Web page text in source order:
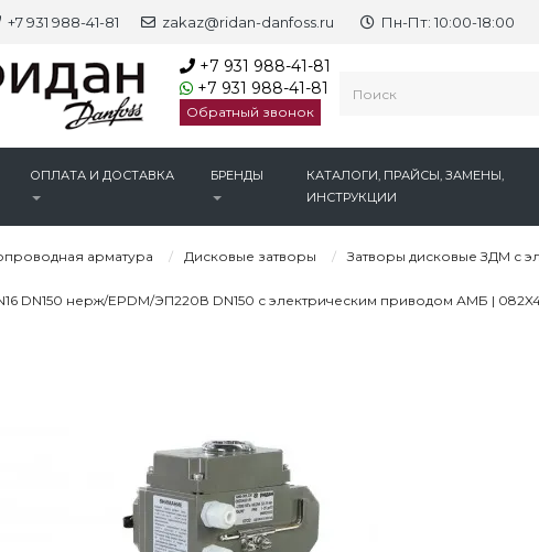
+7 931 988-41-81 zakaz@ridan-danfoss.ru Пн-Пт: 10:00-18:00
+7 931 988-41-81
+7 931 988-41-81
Обратный звонок
ОПЛАТА И ДОСТАВКА БРЕНДЫ
КАТАЛОГИ, ПРАЙСЫ, ЗАМЕНЫ,
ИНСТРУКЦИИ
арматура Дисковые затворы Затворы дисковые ЗДМ с
DN150 нерж/EPDM/ЭП220В DN150 с электрическим приводом АМБ |